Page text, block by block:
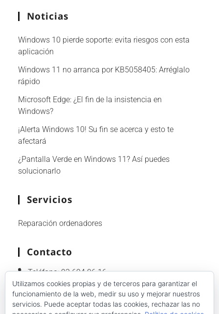
Noticias
Windows 10 pierde soporte: evita riesgos con esta
aplicación
Windows 11 no arranca por KB5058405: Arréglalo
rápido
Microsoft Edge: ¿El fin de la insistencia en
Windows?
¡Alerta Windows 10! Su fin se acerca y esto te
afectará
¿Pantalla Verde en Windows 11? Así puedes
solucionarlo
Servicios
Reparación ordenadores
Contacto
Teléfono:93 694 06 16
Whatsapp:601 92 86 89
Email:info@reparacion-ordenadores-
barcelona.com
Utilizamos cookies propias y de terceros para garantizar el
funcionamiento de la web, medir su uso y mejorar nuestros
servicios. Puede aceptar todas las cookies, rechazar las no